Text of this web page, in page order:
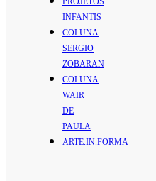
INFANTIS
COLUNA
SERGIO
ZOBARAN
COLUNA
WAIR
DE
PAULA
ARTE.IN.FORMA